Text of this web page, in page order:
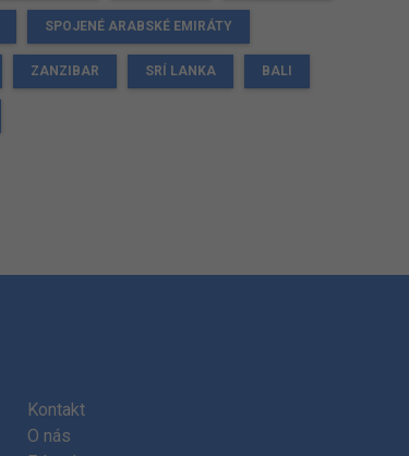
SPOJENÉ ARABSKÉ EMIRÁTY
ZANZIBAR SRÍ LANKA BALI
Kontakt
O nás